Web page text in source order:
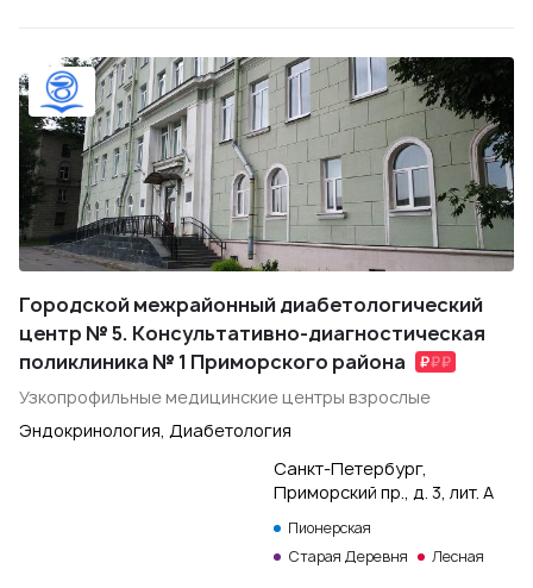
Городской межрайонный диабетологический
центр № 5. Консультативно-диагностическая
поликлиника № 1 Приморского района
Узкопрофильные медицинские центры взрослые
Эндокринология, Диабетология
Санкт-Петербург,
Приморский пр., д. 3, лит. А
Пионерская
Старая Деревня
Лесная